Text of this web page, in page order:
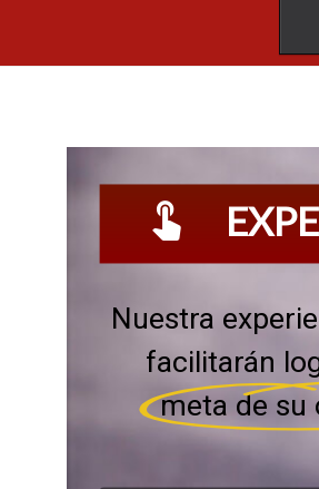
touch_app
Nuestra
facilitarán
meta de su